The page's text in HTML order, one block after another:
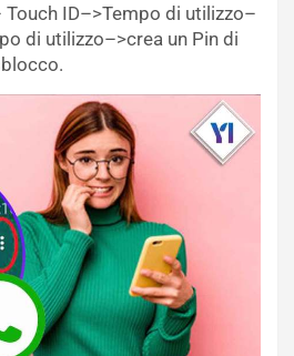
Touch ID–>Tempo di utilizzo–
di utilizzo–>crea un Pin di